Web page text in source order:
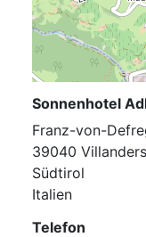
Sonnenhotel
Franz-von-
39040 Villanders
Südtirol
Italien
Telefon